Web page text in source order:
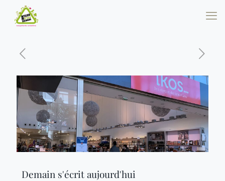
Demain s'écrit aujourd'hui